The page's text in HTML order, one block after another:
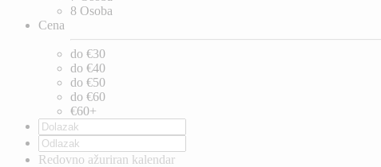
8 Osoba
Cena
do €30
do €40
do €50
do €60
€60+
Redovno ažuriran kalendar